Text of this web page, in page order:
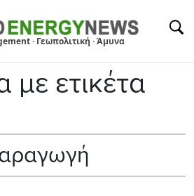
· Γεωπολιτική · Άμυνα
ετικέτα